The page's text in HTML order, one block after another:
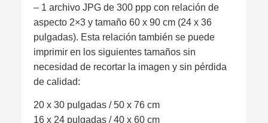
– 1 archivo JPG de 300 ppp con relación de
aspecto 2×3 y tamaño 60 x 90 cm (24 x 36
pulgadas). Esta relación también se puede
imprimir en los siguientes tamaños sin
necesidad de recortar la imagen y sin pérdida
de calidad:
20 x 30 pulgadas / 50 x 76 cm
16 x 24 pulgadas / 40 x 60 cm